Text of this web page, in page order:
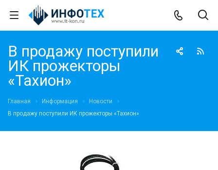
В продажу поступили
ИК прожекторы
«Тахион»
Главная Информация
Новости
В продажу поступили ИК прожекторы «Тахион»